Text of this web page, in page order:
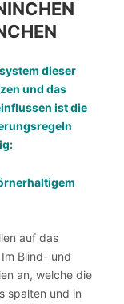
dieser
und das
ist die
auf das
Blind- und
an, welche die
spalten und in